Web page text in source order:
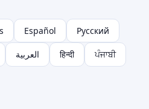
Español Русский
العربية हिन्दी ਪੰਜਾਬੀ